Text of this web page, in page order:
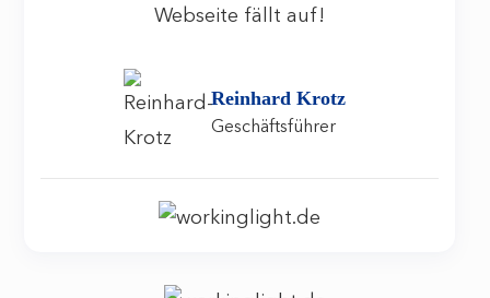
Webseite fällt auf!
Reinhard Krotz
Geschäftsführer